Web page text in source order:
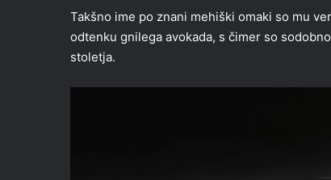
Takšno ime po znani mehiški omaki so mu
odtenku gnilega avokada, s čimer so
stoletja.